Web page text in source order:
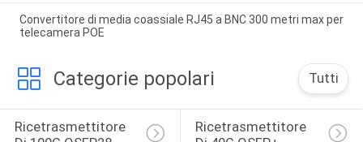
Convertitore di media coassiale RJ45 a BNC 300 metri max per
telecamera POE
Categorie popolari Tutti
Ricetrasmettitore
Ricetrasmettitore